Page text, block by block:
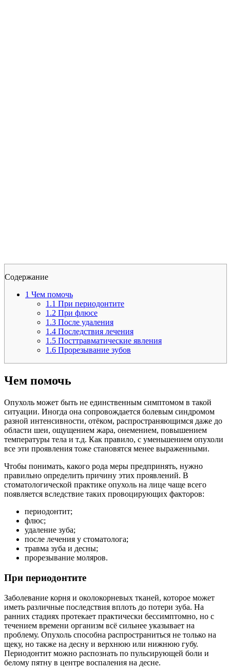
Содержание
1 Чем помочь
1.1 При периодонтите
1.2 При флюсе
1.3 После удаления
1.4 Последствия лечения
1.5 Посттравматические явления
1.6 Прорезывание зубов
Чем помочь
Опухоль может быть не единственным симптомом в такой
ситуации. Иногда она сопровождается болевым синдромом
разной интенсивности, отёком, распространяющимся даже до
области шеи, ощущением жара, онемением, повышением
температуры тела и т.д. Как правило, с уменьшением опухоли
все эти проявления тоже становятся менее выраженными.
Чтобы понимать, какого рода меры предпринять, нужно
правильно определить причину этих проявлений. В
стоматологической практике опухоль на лице чаще всего
появляется вследствие таких провоцирующих факторов:
периодонтит;
флюс;
удаление зуба;
после лечения у стоматолога;
травма зуба и десны;
прорезывание моляров.
При периодонтите
Заболевание корня и околокорневых тканей, которое может
иметь различные последствия вплоть до потери зуба. На
ранних стадиях протекает практически бессимптомно, но с
течением времени организм всё сильнее указывает на
проблему. Опухоль способна распространиться не только на
щеку, но также на десну и верхнюю или нижнюю губу.
Периодонтит можно распознать по пульсирующей боли и
белому пятну в центре воспаления на десне.